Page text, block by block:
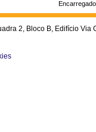
2, Bloco B, Edifício